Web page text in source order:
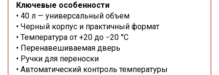
Ключевые особенности
• 40 л — универсальный объем
• Черный корпус и практичный формат
• Температура от +20 до −20 °C
• Перенавешиваемая дверь
• Ручки для переноски
• Автоматический контроль температуры